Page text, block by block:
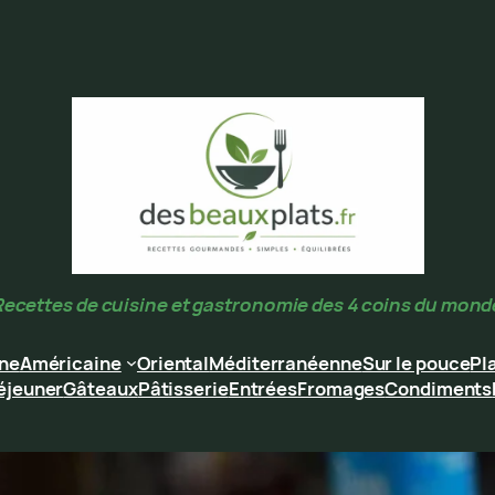
de cuisine et gastronomie des 4 coins du
Américaine OrientalMéditerranéenneSur le pouce
GâteauxPâtisserieEntréesFromagesCondiments